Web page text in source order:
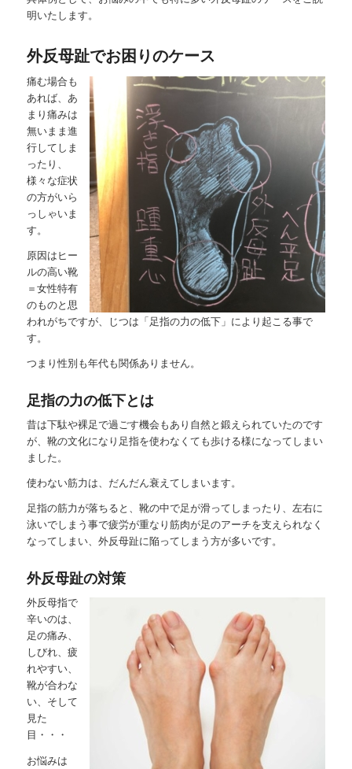
明いたします。
外反母趾でお困りのケース
痛む場合も
あれば、あ
まり痛みは
無いまま進
行してしま
ったり、
様々な症状
の方がいら
っしゃいま
す。
原因はヒー
ルの高い靴
＝女性特有
のものと思
われがちですが、じつは「足指の力の低下」により起こる事で
す。
つまり性別も年代も関係ありません。
足指の力の低下とは
昔は下駄や裸足で過ごす機会もあり自然と鍛えられていたのです
が、靴の文化になり足指を使わなくても歩ける様になってしまい
ました。
使わない筋力は、だんだん衰えてしまいます。
足指の筋力が落ちると、靴の中で足が滑ってしまったり、左右に
泳いでしまう事で疲労が重なり筋肉が足のアーチを支えられなく
なってしまい、外反母趾に陥ってしまう方が多いです。
外反母趾の対策
外反母指で
辛いのは、
足の痛み、
しびれ、疲
れやすい、
靴が合わな
い、そして
見た
目・・・
お悩みは